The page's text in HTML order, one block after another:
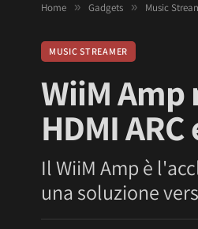
Home » Gadgets » Music
MUSIC STREAMER
WiiM
HDMI
Il WiiM Amp è
una soluzione